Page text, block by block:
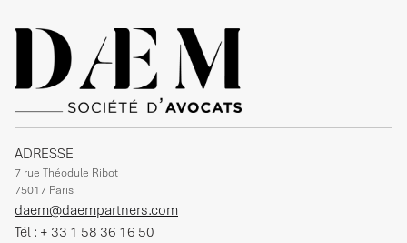
ADRESSE
7 rue Théodule Ribot
75017 Paris
daem@daempartners.com
Tél : + 33 1 58 36 16 50